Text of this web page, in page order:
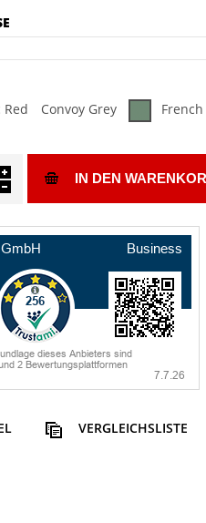
Red Convoy Grey
IN DEN
VERGLEICHSLISTE